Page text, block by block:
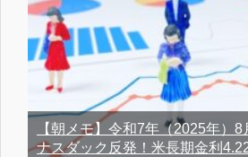
【朝メモ】令和7年（2025年）
ナスダック反発！米長期金利